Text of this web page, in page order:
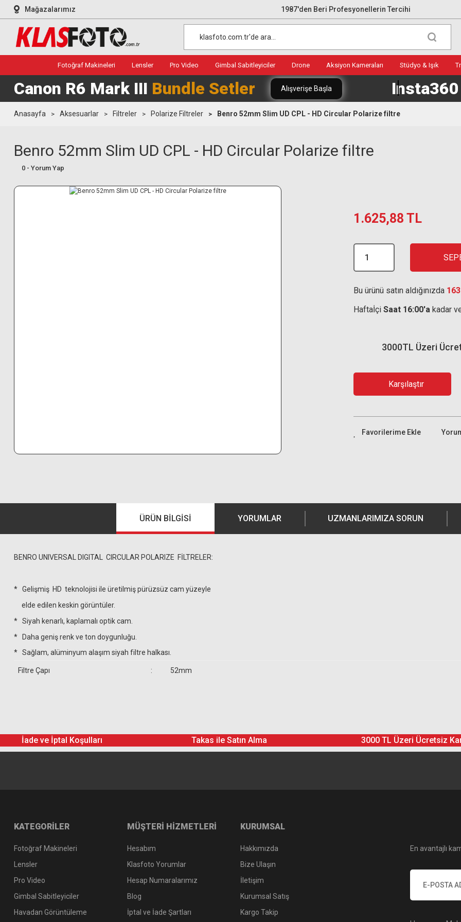
Mağazalarımız 1987'den Beri Profesyonellerin Tercihi
Fotoğraf Makineleri Lensler Pro Video Gimbal Sabitleyiciler Drone Aksiyon Kameraları Stüdyo & Işık
Canon R6 Mark III Bundle Setler Alışverişe Başla Insta360
Anasayfa Aksesuarlar Filtreler Polarize Filtreler Benro 52mm Slim UD CPL - HD Circular Polarize filtre
Benro 52mm Slim UD CPL - HD Circular Polarize filtre
0 - Yorum Yap
1.625,88 TL
Bu ürünü satın aldığınızda
Haftaİçi Saat 16:00'a kadar
3000TL Üzeri
Karşılaştır
ÜRÜN BILGISI YORUMLAR UZMANLARIMIZA SORUN
BENRO UNIVERSAL DIGITAL CIRCULAR POLARIZE FİLTRELER:
* Gelişmiş HD teknolojisi ile üretilmiş pürüzsüz cam yüzeyle
elde edilen keskin görüntüler.
* Siyah kenarlı, kaplamalı optik cam.
* Daha geniş renk ve ton doygunluğu.
* Sağlam, alüminyum alaşım siyah filtre halkası.
Filtre Çapı : 52mm
İade ve İptal Koşulları Takas ile Satın Alma 3000 TL Üzeri Ücretsiz
KATEGORİLER
Fotoğraf Makineleri
Lensler
Pro Video
Gimbal Sabitleyiciler
Havadan Görüntüleme
MÜŞTERİ HİZMETLERİ
Hesabım
Klasfoto Yorumlar
Hesap Numaralarımız
Blog
İptal ve İade Şartları
KURUMSAL
Hakkımızda
Bize Ulaşın
İletişim
Kurumsal Satış
Kargo Takip
En avantajlı